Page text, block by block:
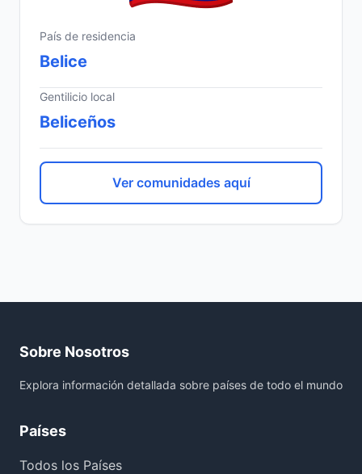
País de residencia
Belice
Gentilicio local
Beliceños
Ver comunidades aquí
Sobre Nosotros
Explora información detallada sobre países de todo el mundo
Países
Todos los Países